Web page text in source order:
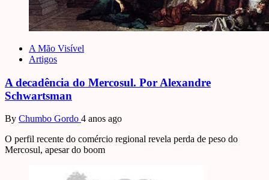
A Mão Visível
Artigos
A decadência do Mercosul. Por Alexandre
Schwartsman
By Chumbo Gordo 4 anos ago
O perfil recente do comércio regional revela perda de peso do
Mercosul, apesar do boom